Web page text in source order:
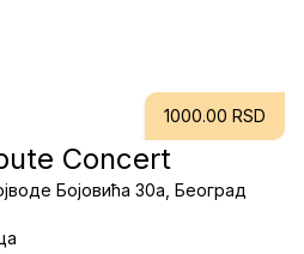
1000.00 RSD
Concert
Бојовића 30a, Београд